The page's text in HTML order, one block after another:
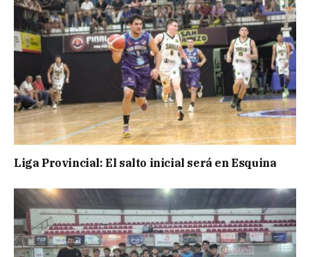
Liga Provincial: El salto inicial será en Esquina